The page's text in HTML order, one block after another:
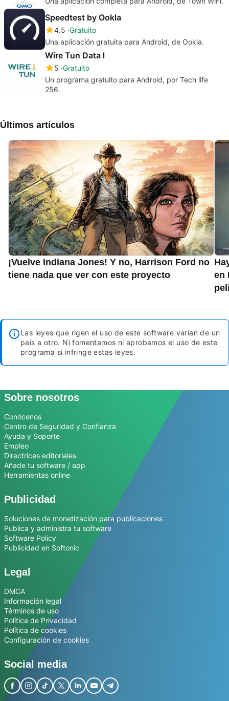
Speedtest by Ookla
4.5 Gratuito
Una aplicación gratuita para Android, de Ookla.
Wire Tun Data l
5 Gratuito
Un programa gratuito para Android, por Tech life
256.
Últimos artículos
¡Vuelve Indiana Jones! Y no, Harrison Ford no
tiene nada que ver con este proyecto
en
Las leyes que rigen el uso de este software varían de un
país a otro. Ni fomentamos ni aprobamos el uso de este
programa si infringe estas leyes.
Sobre nosotros
Conócenos
Centro de Seguridad y Confianza
Ayuda y Soporte
Empleo
Directrices editoriales
Añade tu software / app
Herramientas online
Publicidad
Soluciones de monetización para publicaciones
Publica y administra tu software
Software Policy
Publicidad en Softonic
Legal
DMCA
Información legal
Términos de uso
Política de Privacidad
Política de cookies
Configuración de cookies
Social media